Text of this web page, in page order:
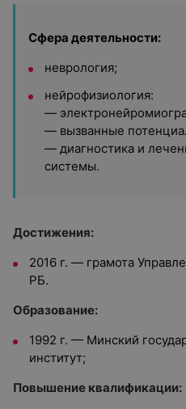
Сфера деятельности:
неврология;
нейрофизиология:
—
— вызванные
— диагностика и
системы.
Достижения:
2016 г. — грамота
РБ.
Образование:
1992 г. — Минский
институт;
Повышение квалификации: